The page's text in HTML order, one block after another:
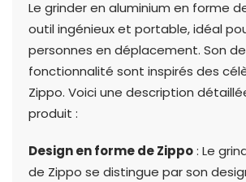
Le grinder en aluminium en forme
outil ingénieux et portable, idéal
personnes en déplacement. Son
fonctionnalité sont inspirés des
Zippo. Voici une description
produit :
Design en forme de Zippo: Le
de Zippo se distingue par son